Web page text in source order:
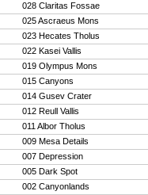
028 Claritas Fossae
025 Ascraeus Mons
023 Hecates Tholus
022 Kasei Vallis
019 Olympus Mons
015 Canyons
014 Gusev Crater
012 Reull Vallis
011 Albor Tholus
009 Mesa Details
007 Depression
005 Dark Spot
002 Canyonlands